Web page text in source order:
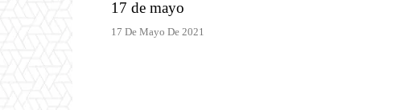
17 de mayo
17 De Mayo De 2021